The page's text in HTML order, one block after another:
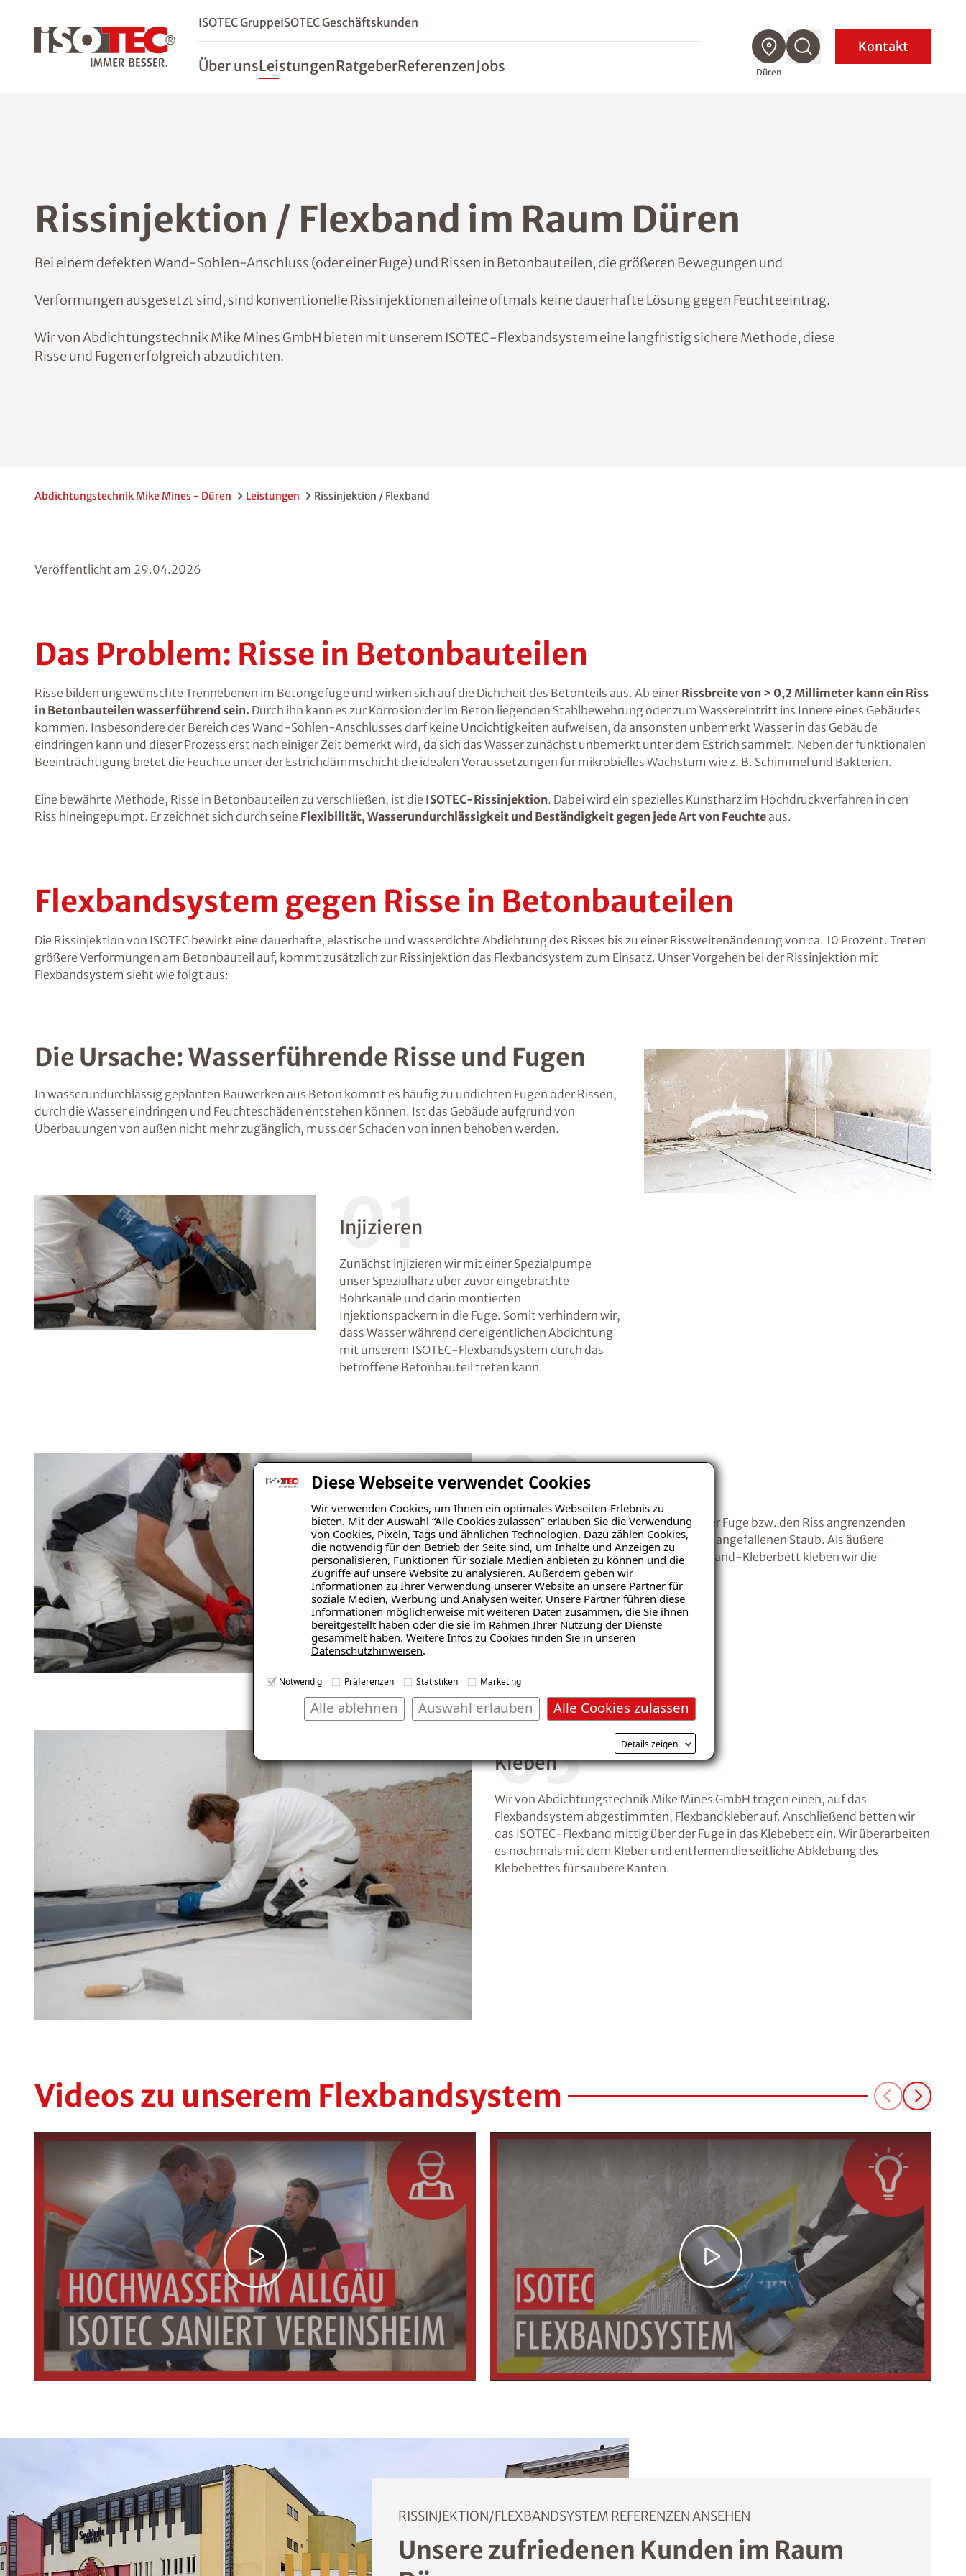
Diese Webseite verwendet Cookies
Wir verwenden Cookies, um Ihnen ein optimales Webseiten-Erlebnis zu
bieten. Mit der Auswahl “Alle Cookies zulassen” erlauben Sie die Verwendung
von Cookies, Pixeln, Tags und ähnlichen Technologien. Dazu zählen Cookies,
die notwendig für den Betrieb der Seite sind, um Inhalte und Anzeigen zu
personalisieren, Funktionen für soziale Medien anbieten zu können und die
Zugriffe auf unsere Website zu analysieren. Außerdem geben wir
Informationen zu Ihrer Verwendung unserer Website an unsere Partner für
soziale Medien, Werbung und Analysen weiter. Unsere Partner führen diese
Informationen möglicherweise mit weiteren Daten zusammen, die Sie ihnen
bereitgestellt haben oder die sie im Rahmen Ihrer Nutzung der Dienste
gesammelt haben. Weitere Infos zu Cookies finden Sie in unseren
Datenschutzhinweisen.
Notwendig Präferenzen Statistiken Marketing
Alle Cookies zulassen
Auswahl erlauben
Alle ablehnen
Details zeigen
ISOTEC GruppeISOTEC Geschäftskunden
Über unsLeistungenRatgeberReferenzenJobs Düren
Kontakt
Rissinjektion / Flexband im Raum Düren
Bei einem defekten Wand-Sohlen-Anschluss (oder einer Fuge) und Rissen in Betonbauteilen, die größeren Bewegungen und
Verformungen ausgesetzt sind, sind konventionelle Rissinjektionen alleine oftmals keine dauerhafte Lösung gegen Feuchteeintrag.
Wir von Abdichtungstechnik Mike Mines GmbH bieten mit unserem ISOTEC-Flexbandsystem eine langfristig sichere Methode, diese
Risse und Fugen erfolgreich abzudichten.
Abdichtungstechnik Mike Mines - Düren Leistungen Rissinjektion / Flexband
Veröffentlicht am 29.04.2026
Das Problem: Risse in Betonbauteilen
Risse bilden ungewünschte Trennebenen im Betongefüge und wirken sich auf die Dichtheit des Betonteils aus. Ab einer Rissbreite von > 0,2 Millimeter kann ein Riss
in Betonbauteilen wasserführend sein. Durch ihn kann es zur Korrosion der im Beton liegenden Stahlbewehrung oder zum Wassereintritt ins Innere eines Gebäudes
kommen. Insbesondere der Bereich des Wand-Sohlen-Anschlusses darf keine Undichtigkeiten aufweisen, da ansonsten unbemerkt Wasser in das Gebäude
eindringen kann und dieser Prozess erst nach einiger Zeit bemerkt wird, da sich das Wasser zunächst unbemerkt unter dem Estrich sammelt. Neben der funktionalen
Beeinträchtigung bietet die Feuchte unter der Estrichdämmschicht die idealen Voraussetzungen für mikrobielles Wachstum wie z. B. Schimmel und Bakterien.
Eine bewährte Methode, Risse in Betonbauteilen zu verschließen, ist die ISOTEC-Rissinjektion. Dabei wird ein spezielles Kunstharz im Hochdruckverfahren in den
Riss hineingepumpt. Er zeichnet sich durch seine Flexibilität, Wasserundurchlässigkeit und Beständigkeit gegen jede Art von Feuchte aus.
Flexbandsystem gegen Risse in Betonbauteilen
Die Rissinjektion von ISOTEC bewirkt eine dauerhafte, elastische und wasserdichte Abdichtung des Risses bis zu einer Rissweitenänderung von ca. 10 Prozent. Treten
größere Verformungen am Betonbauteil auf, kommt zusätzlich zur Rissinjektion das Flexbandsystem zum Einsatz. Unser Vorgehen bei der Rissinjektion mit
Flexbandsystem sieht wie folgt aus:
Die Ursache: Wasserführende Risse und Fugen
In wasserundurchlässig geplanten Bauwerken aus Beton kommt es häufig zu undichten Fugen oder Rissen,
durch die Wasser eindringen und Feuchteschäden entstehen können. Ist das Gebäude aufgrund von
Überbauungen von außen nicht mehr zugänglich, muss der Schaden von innen behoben werden.
01
Injizieren
Zunächst injizieren wir mit einer Spezialpumpe
unser Spezialharz über zuvor eingebrachte
Bohrkanäle und darin montierten
Injektionspackern in die Fuge. Somit verhindern wir,
dass Wasser während der eigentlichen Abdichtung
mit unserem ISOTEC-Flexbandsystem durch das
betroffene Betonbauteil treten kann.
02
Vorbereiten
Zur besseren Haftung rauen wir die an der Fuge bzw. den Riss angrenzenden
Betonoberflächen an und entfernen den angefallenen Staub. Als äußere
Begrenzung für das aufzutragende Flexband-Kleberbett kleben wir die
Randbereiche mit Klebeband ab.
03
Kleben
Wir von Abdichtungstechnik Mike Mines GmbH tragen einen, auf das
Flexbandsystem abgestimmten, Flexbandkleber auf. Anschließend betten wir
das ISOTEC-Flexband mittig über der Fuge in das Klebebett ein. Wir überarbeiten
es nochmals mit dem Kleber und entfernen die seitliche Abklebung des
Klebebettes für saubere Kanten.
Videos zu unserem Flexbandsystem
RISSINJEKTION/FLEXBANDSYSTEM REFERENZEN ANSEHEN
Unsere zufriedenen Kunden im Raum